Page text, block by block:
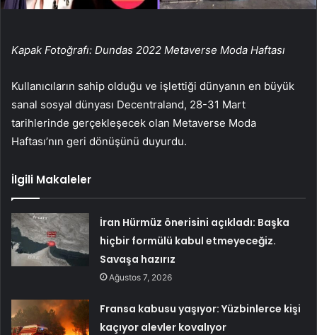
Kapak Fotoğrafı: Dundas 2022 Metaverse Moda Haftası
Kullanıcıların sahip olduğu ve işlettiği dünyanın en büyük
sanal sosyal dünyası Decentraland, 28-31 Mart
tarihlerinde gerçekleşecek olan Metaverse Moda
Haftası’nın geri dönüşünü duyurdu.
İlgili Makaleler
İran Hürmüz önerisini açıkladı: Başka
hiçbir formülü kabul etmeyeceğiz.
Savaşa hazırız
Ağustos 7, 2026
Fransa kabusu yaşıyor: Yüzbinlerce kişi
kaçıyor alevler kovalıyor